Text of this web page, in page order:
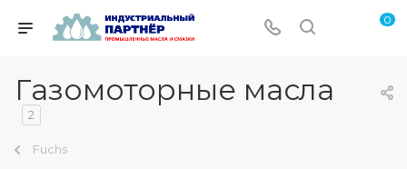
0
Газомоторные масла
2
Fuchs